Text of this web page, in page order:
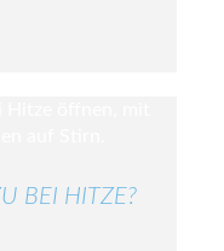
BEI HITZE?